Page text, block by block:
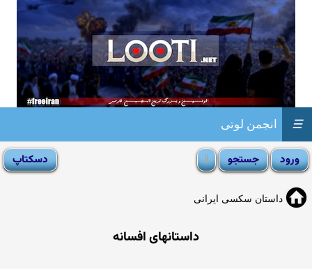
انجمن لوتی ☰
داستان سکسی ایرانی
داستانهای افسانه